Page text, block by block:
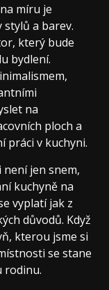
míru je
a barev.
který bude
bydlení.
na
ploch a
práci v kuchyni.
jen snem,
kuchyně na
vyplatí jak z
důvodů. Když
kterou jsme si
se stane
rodinu.